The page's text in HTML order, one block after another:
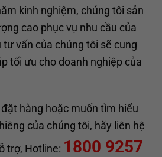
kinh nghiệm, chúng tôi sản
cao phục vụ nhu cầu của
vấn của chúng tôi sẽ cung
tối ưu cho doanh nghiệp của
hàng hoặc muốn tìm hiểu
của chúng tôi, hãy liên hệ
trợ, Hotline: 1800 9257